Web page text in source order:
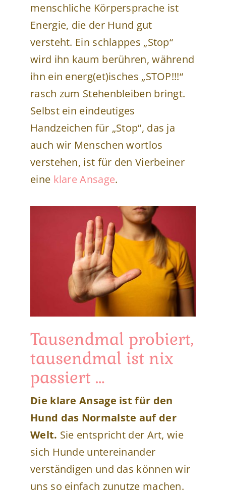
menschliche Körpersprache ist
Energie, die der Hund gut
versteht. Ein schlappes „Stop“
wird ihn kaum berühren, während
ihn ein energ(et)isches „STOP!!!“
rasch zum Stehenbleiben bringt.
Selbst ein eindeutiges
Handzeichen für „Stop“, das ja
auch wir Menschen wortlos
verstehen, ist für den Vierbeiner
eine klare Ansage.
Tausendmal probiert,
tausendmal ist nix
passiert …
Die klare Ansage ist für den
Hund das Normalste auf der
Welt. Sie entspricht der Art, wie
sich Hunde untereinander
verständigen und das können wir
uns so einfach zunutze machen.